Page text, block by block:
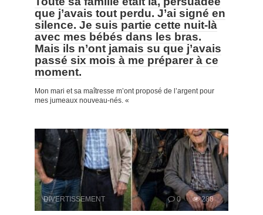
que j’avais tout perdu. J’ai signé en
silence. Je suis partie cette nuit-là
avec mes bébés dans les bras.
Mais ils n’ont jamais su que j’avais
passé six mois à me préparer à ce
moment.
Mon mari et sa maîtresse m’ont proposé de l’argent pour
mes jumeaux nouveau-nés. «
DIVERTISSEMENT 0 288